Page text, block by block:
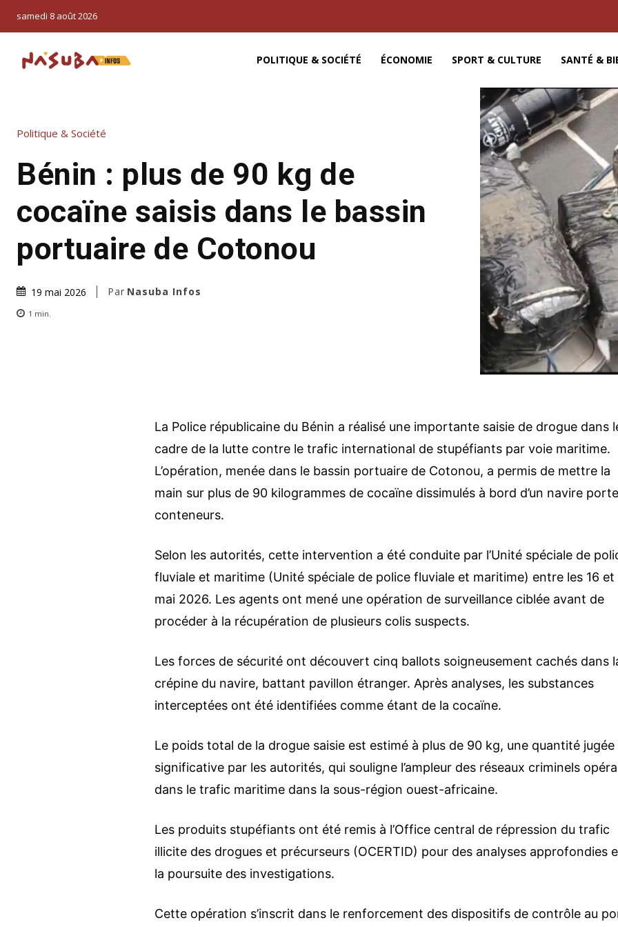
samedi 8 août 2026
POLITIQUE & SOCIÉTÉ ÉCONOMIE SPORT & CULTURE SANTÉ &
Politique & Société
Bénin : plus de 90 kg de
cocaïne saisis dans le bassin
portuaire de Cotonou
19 mai 2026 Par Nasuba Infos
1 min.
La Police républicaine du Bénin a réalisé une importante saisie de drogue dans
cadre de la lutte contre le trafic international de stupéfiants par voie maritime.
L’opération, menée dans le bassin portuaire de Cotonou, a permis de mettre la
main sur plus de 90 kilogrammes de cocaïne dissimulés à bord d’un navire
conteneurs.
Selon les autorités, cette intervention a été conduite par l’Unité spéciale de
fluviale et maritime (Unité spéciale de police fluviale et maritime) entre les 16 et
mai 2026. Les agents ont mené une opération de surveillance ciblée avant de
procéder à la récupération de plusieurs colis suspects.
Les forces de sécurité ont découvert cinq ballots soigneusement cachés dans
crépine du navire, battant pavillon étranger. Après analyses, les substances
interceptées ont été identifiées comme étant de la cocaïne.
Le poids total de la drogue saisie est estimé à plus de 90 kg, une quantité jugée
significative par les autorités, qui souligne l’ampleur des réseaux criminels
dans le trafic maritime dans la sous-région ouest-africaine.
Les produits stupéfiants ont été remis à l’Office central de répression du trafic
illicite des drogues et précurseurs (OCERTID) pour des analyses approfondies
la poursuite des investigations.
Cette opération s’inscrit dans le renforcement des dispositifs de contrôle au